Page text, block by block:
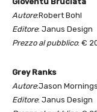
Autore:Robert Bohl
Editore: Janus Design
Prezzo al pubblico: €
Grey Ranks
Autore:Jason
Editore: Janus Design